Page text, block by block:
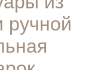
ручной